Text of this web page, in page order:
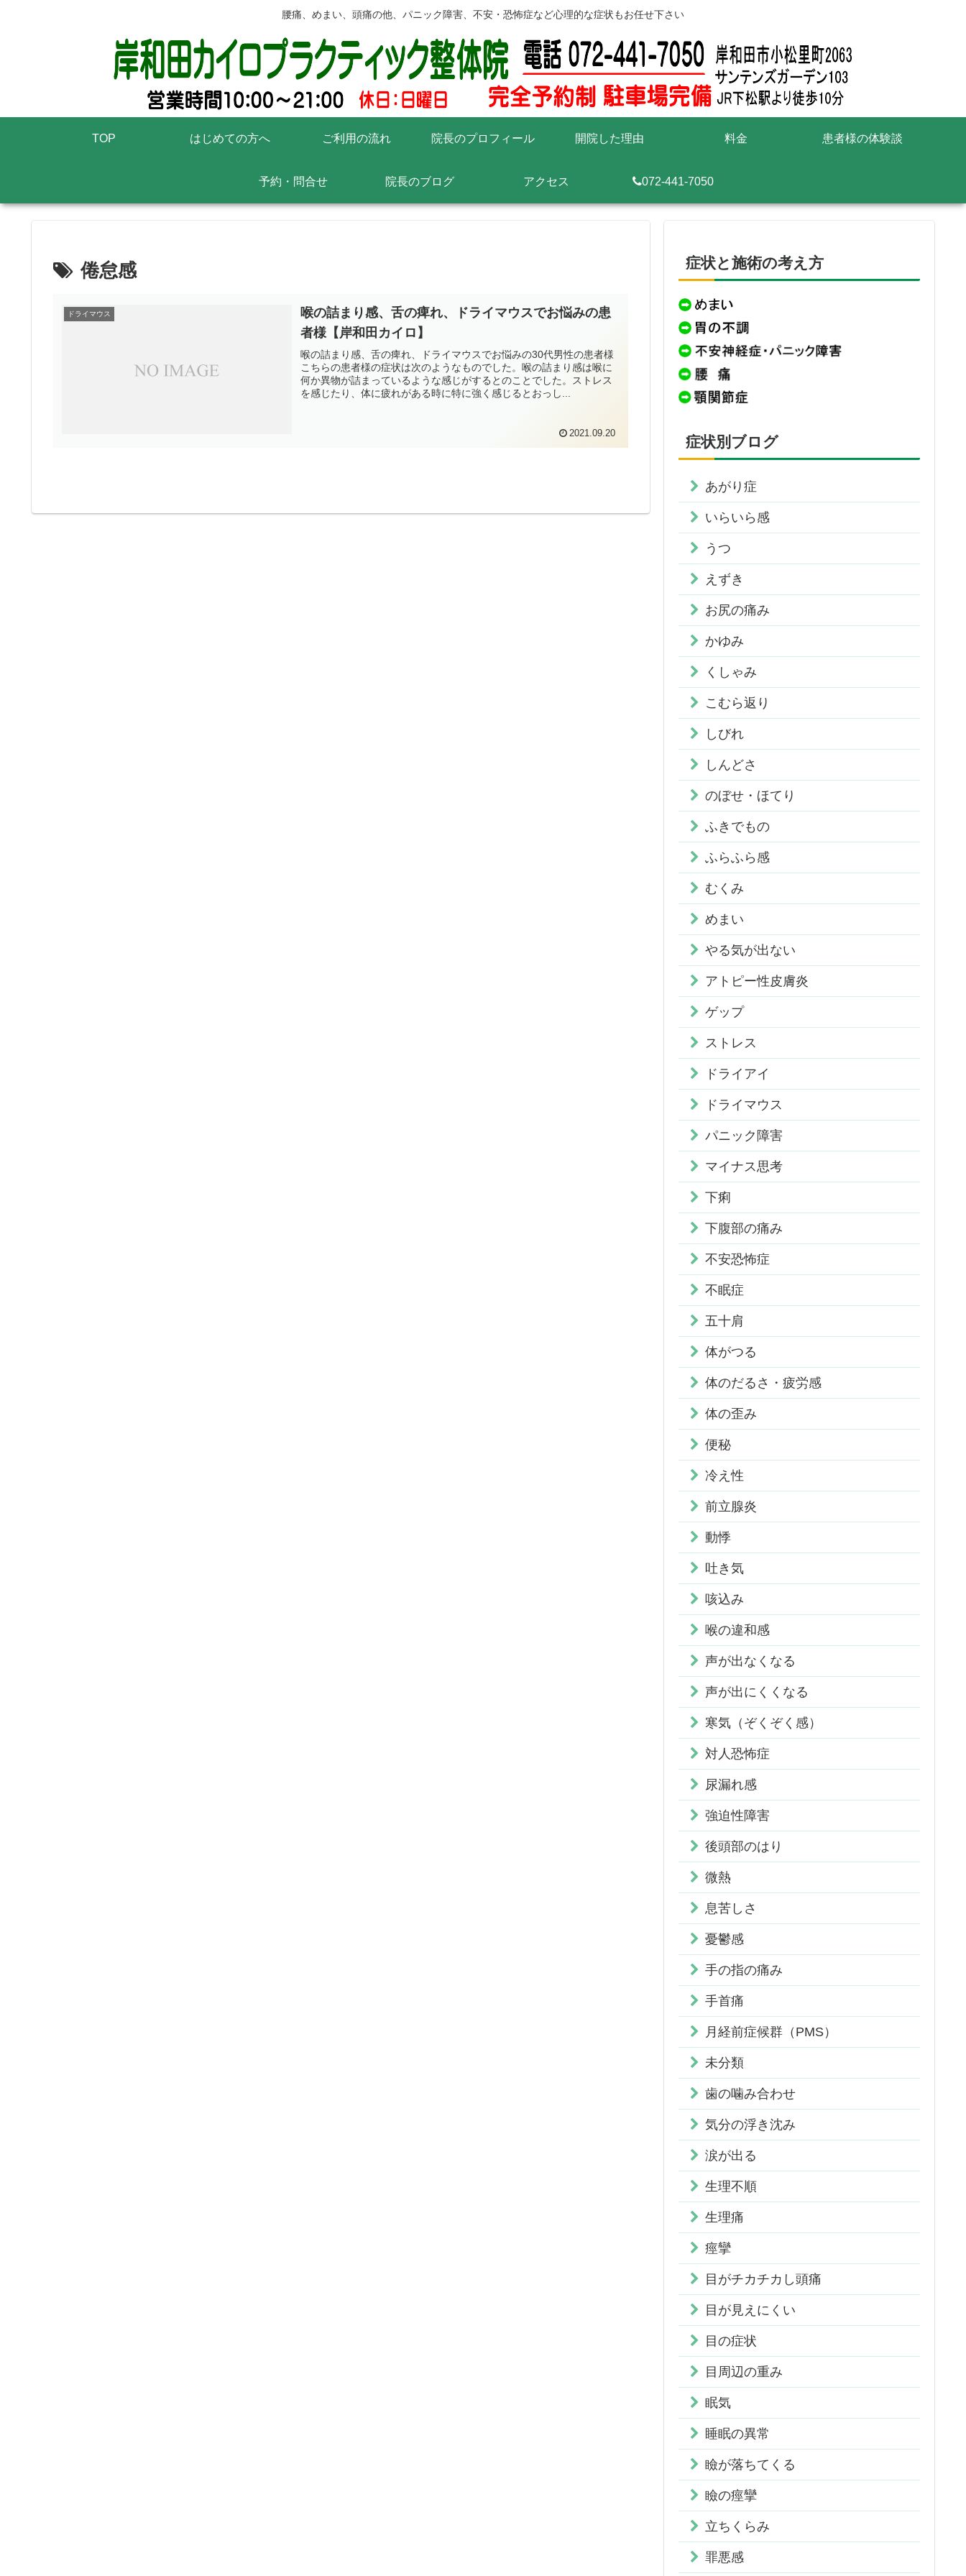
腰痛、めまい、頭痛の他、パニック障害、不安・恐怖症など心理的な症状もお任せ下さい
TOP はじめての方へ ご利用の流れ 院長のプロフィール 開院した理由 料金 患者様の体験談
予約・問合せ 院長のブログ アクセス 072-441-7050
倦怠感
ドライマウス
喉の詰まり感、舌の痺れ、ドライマウスでお悩みの患
者様【岸和田カイロ】
喉の詰まり感、舌の痺れ、ドライマウスでお悩みの30代男性の患者様
こちらの患者様の症状は次のようなものでした。喉の詰まり感は喉に
何か異物が詰まっているような感じがするとのことでした。ストレス
を感じたり、体に疲れがある時に特に強く感じるとおっし...
2021.09.20
症状と施術の考え方
症状別ブログ
あがり症
いらいら感
うつ
えずき
お尻の痛み
かゆみ
くしゃみ
こむら返り
しびれ
しんどさ
のぼせ・ほてり
ふきでもの
ふらふら感
むくみ
めまい
やる気が出ない
アトピー性皮膚炎
ゲップ
ストレス
ドライアイ
ドライマウス
パニック障害
マイナス思考
下痢
下腹部の痛み
不安恐怖症
不眠症
五十肩
体がつる
体のだるさ・疲労感
体の歪み
便秘
冷え性
前立腺炎
動悸
吐き気
咳込み
喉の違和感
声が出なくなる
声が出にくくなる
寒気（ぞくぞく感）
対人恐怖症
尿漏れ感
強迫性障害
後頭部のはり
微熱
息苦しさ
憂鬱感
手の指の痛み
手首痛
月経前症候群（PMS）
未分類
歯の噛み合わせ
気分の浮き沈み
涙が出る
生理不順
生理痛
痙攣
目がチカチカし頭痛
目が見えにくい
目の症状
目周辺の重み
眠気
睡眠の異常
瞼が落ちてくる
瞼の痙攣
立ちくらみ
罪悪感